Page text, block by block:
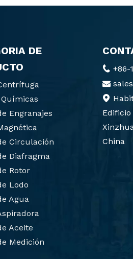
DE
Engranajes
Circulación
Diafragma
Rotor
Lodo
Agua
Aceite
Medición
 +86-


Edificio
China